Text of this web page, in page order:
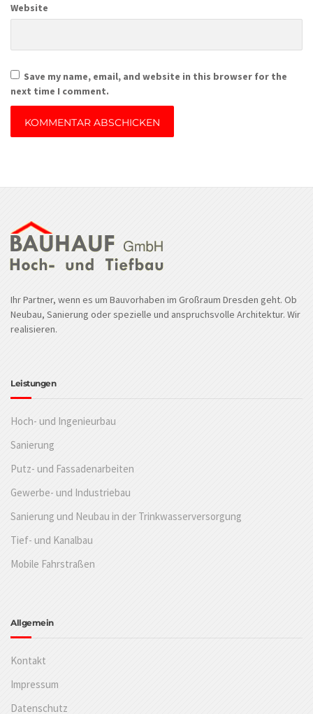
Website
Save my name, email, and website in this browser for the
next time I comment.
Ihr Partner, wenn es um Bauvorhaben im Großraum Dresden geht. Ob
Neubau, Sanierung oder spezielle und anspruchsvolle Architektur. Wir
realisieren.
Leistungen
Hoch- und Ingenieurbau
Sanierung
Putz- und Fassadenarbeiten
Gewerbe- und Industriebau
Sanierung und Neubau in der Trinkwasserversorgung
Tief- und Kanalbau
Mobile Fahrstraßen
Allgemein
Kontakt
Impressum
Datenschutz